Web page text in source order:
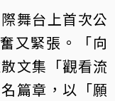
舞台上首次公
又緊張。「向
文集「觀看流
篇章，以「願